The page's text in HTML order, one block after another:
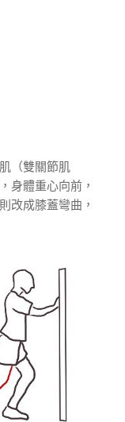
（雙關節肌
身體重心向前，
改成膝蓋彎曲 ，